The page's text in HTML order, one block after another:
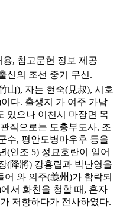
, 참고문헌 정보 제공
신의 조선 중기 무신.
山), 자는 현숙(見叔), 시호
다. 출생지 가 여주 가남
있으나 이천시 마장면 목
직으로는 도총부도사, 조
수, 평안도병마우후 등을
(인조 5) 정묘호란이 일어
(降將) 강홍립과 박난영을
어 와 의주(義州)가 함락되
서 화친을 청할 때, 혼자
저항하다가 전사하였다.